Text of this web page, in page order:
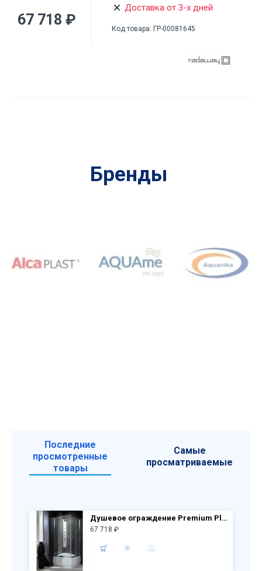
67 718 ₽
Доставка от 3-х дней
Код товара: ГР-00081645
Бренды
Последние
просмотренные
товары
Самые
просматриваемые
Душевое ограждение Premium Plus C1700 90x90 30451-01-01N прозр. стекло
67 718 ₽